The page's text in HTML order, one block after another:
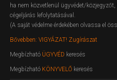
ha nem közvetlenül ügyvédet/
cégeljárás lefolytatásával.
(A saját védelme érdekében olvassa el
Bővebben: VIGYÁZAT! Zugírászat
Megbízható ÜGYVÉD keresés
Megbízható KÖNYVELŐ keresés